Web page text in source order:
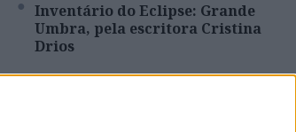
Inventário do Eclipse: Grande
Umbra, pela escritora Cristina
Drios